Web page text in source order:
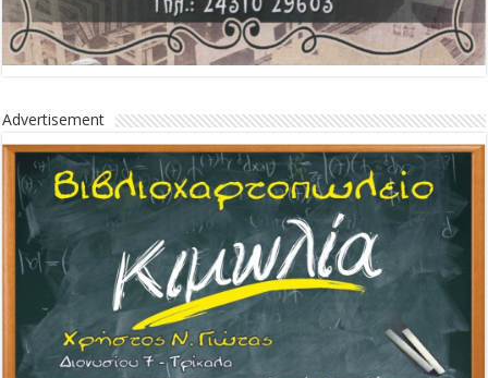
Advertisement